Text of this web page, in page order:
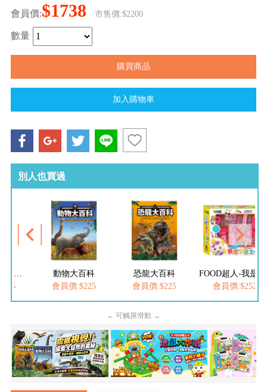
會員價:$1738 市售價:$2200
數量
別人也買過
動物大百科
會員價:$225
恐龍大百科
會員價:$225
會員價:$252
← 可觸屏滑動 →